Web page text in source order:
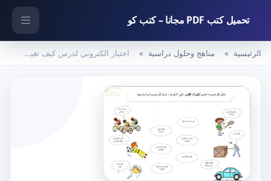
تحميل كتب PDF مجانا – كتب كو
الرئيسية مناهج وحلول دراسية اختبار الكتروني لدرس كيف تغيير الحركة نموذج ثان (علوم) الأول